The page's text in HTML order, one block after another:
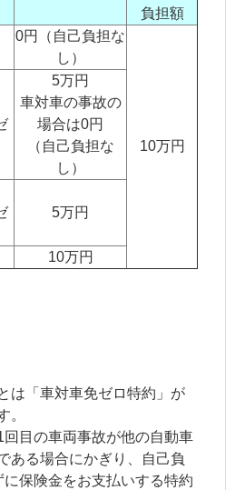
負担額
0円（自己負担な
し）
10万円
5万円
車対車の事故の
場合は0円
（自己負担な
し）
5万円
10万円
は「車対車免ゼロ特約」が
。
目の車両事故が他の自動車
ある場合にかぎり、自己負
保険金をお支払いする特約